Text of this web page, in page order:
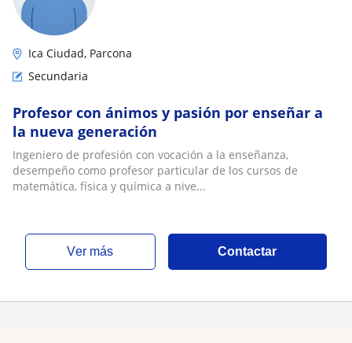
Ica Ciudad, Parcona
Secundaria
Profesor con ánimos y pasión por enseñar a
la nueva generación
Ingeniero de profesión con vocación a la enseñanza,
desempeño como profesor particular de los cursos de
matemática, física y química a nive...
ver más Contactar